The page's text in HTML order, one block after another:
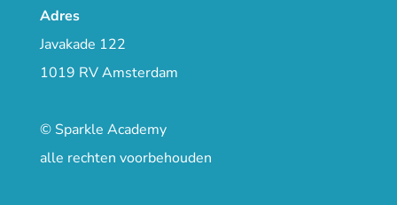
Adres
Javakade 122
1019 RV Amsterdam
© Sparkle Academy
alle rechten voorbehouden